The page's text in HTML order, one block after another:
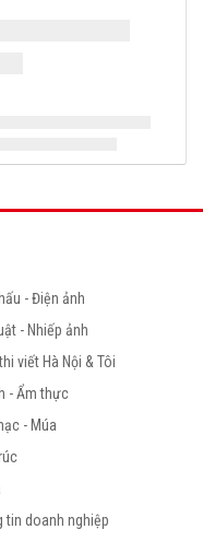
- Điện ảnh
- Nhiếp ảnh
viết Hà Nội & Tôi
- Ẩm thực
- Múa
tin doanh nghiệp